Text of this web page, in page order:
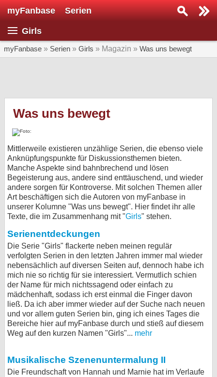
myFanbase Serien
Girls
myFanbase » Serien » Girls » Magazin » Was uns bewegt
Was uns bewegt
Mittlerweile existieren unzählige Serien, die ebenso viele
Anknüpfungspunkte für Diskussionsthemen bieten.
Manche Aspekte sind bahnbrechend und lösen
Begeisterung aus, andere sind enttäuschend, und wieder
andere sorgen für Kontroverse. Mit solchen Themen aller
Art beschäftigen sich die Autoren von myFanbase in
unserer Kolumne "Was uns bewegt". Hier findet ihr alle
Texte, die im Zusammenhang mit "Girls" stehen.
Serienentdeckungen
Die Serie "Girls" flackerte neben meinen regulär
verfolgten Serien in den letzten Jahren immer mal wieder
nebensächlich auf diversen Seiten auf, dennoch habe ich
mich nie so richtig für sie interessiert. Vermutlich schien
der Name für mich nichtssagend oder einfach zu
mädchenhaft, sodass ich erst einmal die Finger davon
ließ. Da ich aber immer wieder auf der Suche nach neuen
und vor allem guten Serien bin, ging ich eines Tages die
Bereiche hier auf myFanbase durch und stieß auf diesem
Weg auf den kurzen Namen "Girls"... mehr
Musikalische Szenenuntermalung II
Die Freundschaft von Hannah und Marnie hat im Verlaufe
Serie suchen...
SERIEN
Specials
SERVICE
Gewinnspiele
Forum
bei X
bei Facebook
Kontakt
Nutzungsbedingungen
Datenschutz